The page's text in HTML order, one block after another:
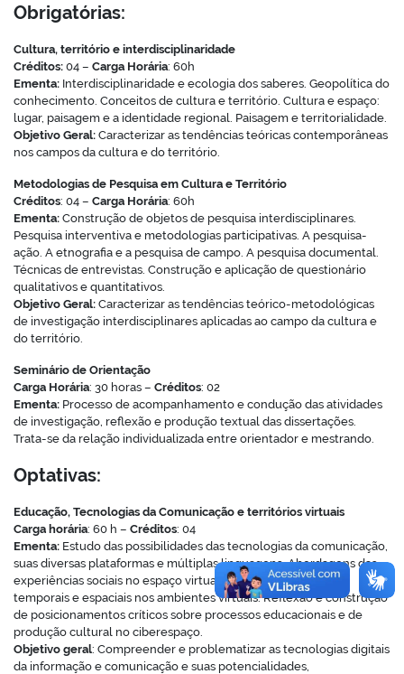
portal
Obrigatórias:
Cultura, território e interdisciplinaridade
Créditos: 04 – Carga Horária: 60h
Ementa: Interdisciplinaridade e ecologia dos saberes. Geopolítica do
conhecimento. Conceitos de cultura e território. Cultura e espaço:
lugar, paisagem e a identidade regional. Paisagem e territorialidade.
Objetivo Geral: Caracterizar as tendências teóricas contemporâneas
nos campos da cultura e do território.
Metodologias de Pesquisa em Cultura e Território
Créditos: 04 – Carga Horária: 60h
Ementa: Construção de objetos de pesquisa interdisciplinares.
Pesquisa interventiva e metodologias participativas. A pesquisa-
ação. A etnografia e a pesquisa de campo. A pesquisa documental.
Técnicas de entrevistas. Construção e aplicação de questionário
qualitativos e quantitativos.
Objetivo Geral: Caracterizar as tendências teórico-metodológicas
de investigação interdisciplinares aplicadas ao campo da cultura e
do território.
Seminário de Orientação
Carga Horária: 30 horas – Créditos: 02
Ementa: Processo de acompanhamento e condução das atividades
de investigação, reflexão e produção textual das dissertações.
Trata-se da relação individualizada entre orientador e mestrando.
Optativas:
Educação, Tecnologias da Comunicação e territórios virtuais
Carga horária: 60 h – Créditos: 04
Ementa: Estudo das possibilidades das tecnologias da comunicação,
suas diversas plataformas e múltiplas linguagens. Abordagens das
experiências sociais no espaço virtual e os deslocamentos
temporais e espaciais nos ambientes virtuais. Reflexão e construção
de posicionamentos críticos sobre processos educacionais e de
produção cultural no ciberespaço.
Objetivo geral: Compreender e problematizar as tecnologias digitais
da informação e comunicação e suas potencialidades,